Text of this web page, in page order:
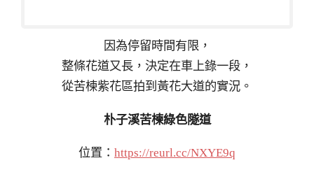
因為停留時間有限，
整條花道又長，決定在車上錄一段，
從苦楝紫花區拍到黃花大道的實況。
朴子溪苦楝綠色隧道
位置： https://reurl.cc/NXYE9q